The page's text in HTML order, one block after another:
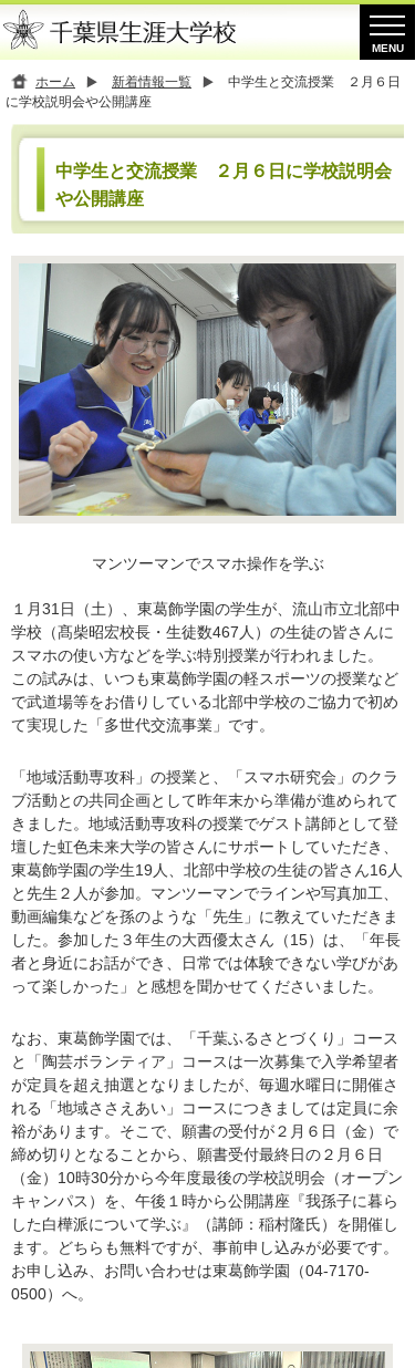
ホーム 新着情報一覧
中学生と交流授業 ２月６日
に学校説明会や公開講座
中学生と交流授業 ２月６日に学校説明会
や公開講座
マンツーマンでスマホ操作を学ぶ
１月31日（土）、東葛飾学園の学生が、流山市立北部中
学校（髙柴昭宏校長・生徒数467人）の生徒の皆さんに
スマホの使い方などを学ぶ特別授業が行われました。
この試みは、いつも東葛飾学園の軽スポーツの授業など
で武道場等をお借りしている北部中学校のご協力で初め
て実現した「多世代交流事業」です。
「地域活動専攻科」の授業と、「スマホ研究会」のクラ
ブ活動との共同企画として昨年末から準備が進められて
きました。地域活動専攻科の授業でゲスト講師として登
壇した虹色未来大学の皆さんにサポートしていただき、
東葛飾学園の学生19人、北部中学校の生徒の皆さん16人
と先生２人が参加。マンツーマンでラインや写真加工、
動画編集などを孫のような「先生」に教えていただきま
した。参加した３年生の大西優太さん（15）は、「年長
者と身近にお話ができ、日常では体験できない学びがあ
って楽しかった」と感想を聞かせてくださいました。
なお、東葛飾学園では、「千葉ふるさとづくり」コース
と「陶芸ボランティア」コースは一次募集で入学希望者
が定員を超え抽選となりましたが、毎週水曜日に開催さ
れる「地域ささえあい」コースにつきましては定員に余
裕があります。そこで、願書の受付が２月６日（金）で
締め切りとなることから、願書受付最終日の２月６日
（金）10時30分から今年度最後の学校説明会（オープン
キャンパス）を、午後１時から公開講座『我孫子に暮ら
した白樺派について学ぶ』（講師：稲村隆氏）を開催し
ます。どちらも無料ですが、事前申し込みが必要です。
お申し込み、お問い合わせは東葛飾学園（04-7170-
0500）へ。